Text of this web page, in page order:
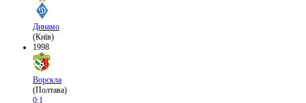
Динамо
(Київ)
1998
Ворскла
(Полтава)
0:1